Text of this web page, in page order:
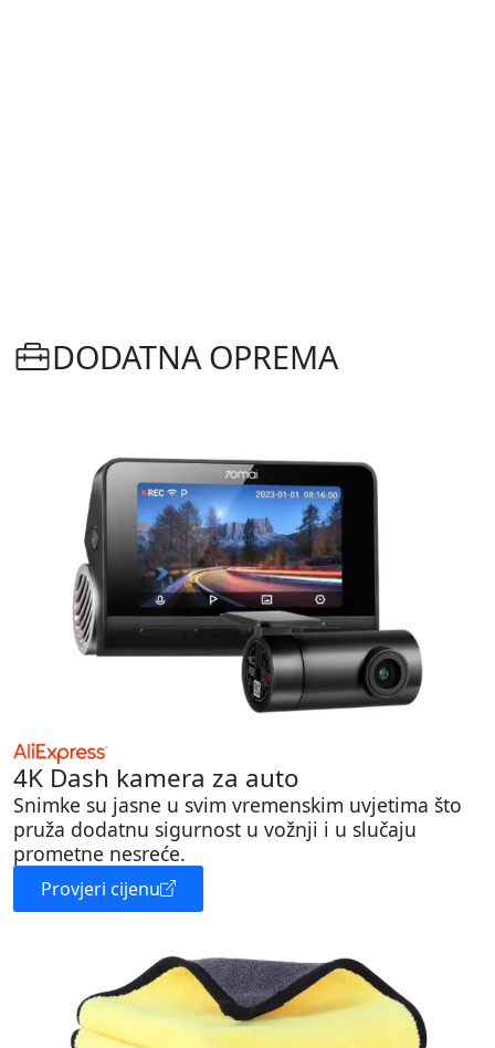
DODATNA OPREMA
4K Dash kamera za auto
Snimke su jasne u svim vremenskim uvjetima što
pruža dodatnu sigurnost u vožnji i u slučaju
prometne nesreće.
Provjeri cijenu